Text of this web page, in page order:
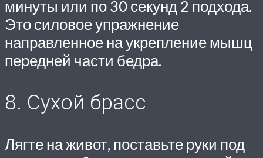
минуты или по 30 секунд 2 подхода.
Это силовое упражнение
направленное на укрепление мышц
передней части бедра.
8. Сухой брасс
Лягте на живот, поставьте руки под